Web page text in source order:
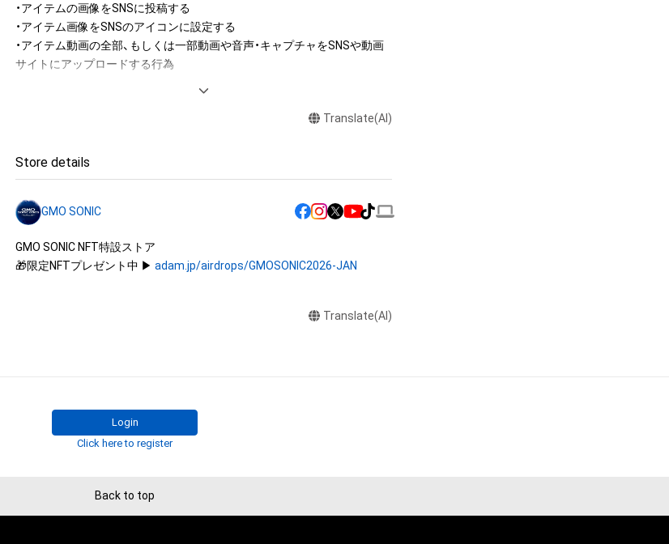
・アイテムの画像をSNSに投稿する
・アイテム画像をSNSのアイコンに設定する
・アイテム動画の全部、もしくは一部動画や音声・キャプチャをSNSや動画
サイトにアップロードする行為
・本アイテムに関する創作物(画像および映像、音楽、商標またはロゴ等を含
用新案権、商標権、意匠権その他の知的財産権(それらの権利を取得し、又は
託を受けている者によって保護されています。そのため、本アイテムを保
することを意味しません。
・本アイテムの著作権を有する方、著作隣接権の権利者またはその管理委託
(改変、公開、配布、逆コンパイル、リバースエンジニアリングを含みますが、
Translate(AI)
Store details
GMO SONIC
GMO SONIC NFT特設ストア
🎁限定NFTプレゼント中 ▶︎ adam.jp/airdrops/GMOSONIC2026-JAN
Translate(AI)
Login
Click here to register
Back to top